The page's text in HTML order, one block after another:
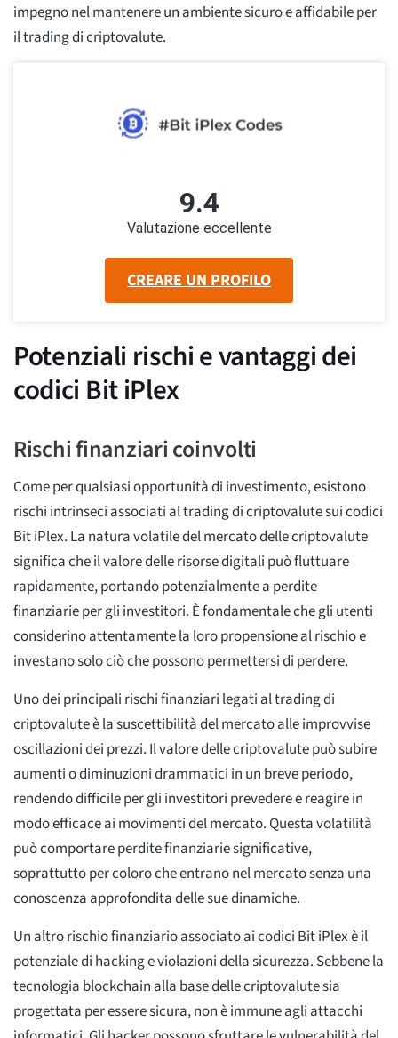
impegno nel mantenere un ambiente sicuro e affidabile per
il trading di criptovalute.
9.4
Valutazione eccellente
CREARE UN PROFILO
Potenziali rischi e vantaggi dei
codici Bit iPlex
Rischi finanziari coinvolti
Come per qualsiasi opportunità di investimento, esistono
rischi intrinseci associati al trading di criptovalute sui codici
Bit iPlex. La natura volatile del mercato delle criptovalute
significa che il valore delle risorse digitali può fluttuare
rapidamente, portando potenzialmente a perdite
finanziarie per gli investitori. È fondamentale che gli utenti
considerino attentamente la loro propensione al rischio e
investano solo ciò che possono permettersi di perdere.
Uno dei principali rischi finanziari legati al trading di
criptovalute è la suscettibilità del mercato alle improvvise
oscillazioni dei prezzi. Il valore delle criptovalute può subire
aumenti o diminuzioni drammatici in un breve periodo,
rendendo difficile per gli investitori prevedere e reagire in
modo efficace ai movimenti del mercato. Questa volatilità
può comportare perdite finanziarie significative,
soprattutto per coloro che entrano nel mercato senza una
conoscenza approfondita delle sue dinamiche.
Un altro rischio finanziario associato ai codici Bit iPlex è il
potenziale di hacking e violazioni della sicurezza. Sebbene la
tecnologia blockchain alla base delle criptovalute sia
progettata per essere sicura, non è immune agli attacchi